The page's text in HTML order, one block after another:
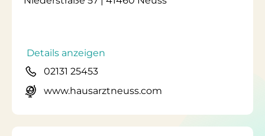
Details anzeigen
02131 25453
www.hausarztneuss.com